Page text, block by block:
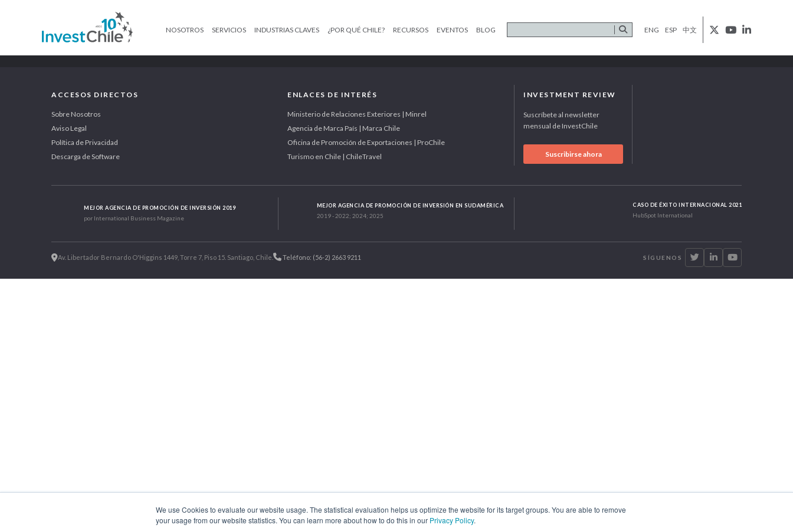
We use Cookies to evaluate our website usage. The statistical evaluation helps us optimize the website for its target groups. You are able to remove
your usage from our website statistics. You can learn more about how to do this in our Privacy Policy.
NOSOTROS SERVICIOS INDUSTRIAS CLAVES ¿POR QUÉ CHILE? RECURSOS EVENTOS BLOG ENG ESP 中文
ACCESOS DIRECTOS
Sobre Nosotros
Aviso Legal
Política de Privacidad
Descarga de Software
ENLACES DE INTERÉS
Ministerio de Relaciones Exteriores | Minrel
Agencia de Marca País | Marca Chile
Oficina de Promoción de Exportaciones | ProChile
Turismo en Chile | ChileTravel
INVESTMENT REVIEW
Suscríbete al newsletter
mensual de InvestChile
Suscribirse ahora
MEJOR AGENCIA DE PROMOCIÓN DE INVERSIÓN 2019
por International Business Magazine
MEJOR AGENCIA DE PROMOCIÓN DE INVERSIÓN EN SUDAMÉRICA
2019 - 2022; 2024; 2025
CASO DE ÉXITO INTERNACIONAL 2021
HubSpot International
Av. Libertador Bernardo O'Higgins 1449, Torre 7, Piso 15. Santiago, Chile. Teléfono: (56-2) 2663 9211 SÍGUENOS